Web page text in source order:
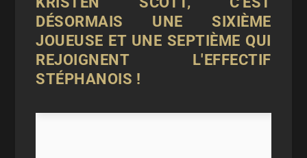
DÉSORMAIS UNE SIXIÈME
JOUEUSE ET UNE SEPTIÈME QUI
REJOIGNENT L'EFFECTIF
STÉPHANOIS !